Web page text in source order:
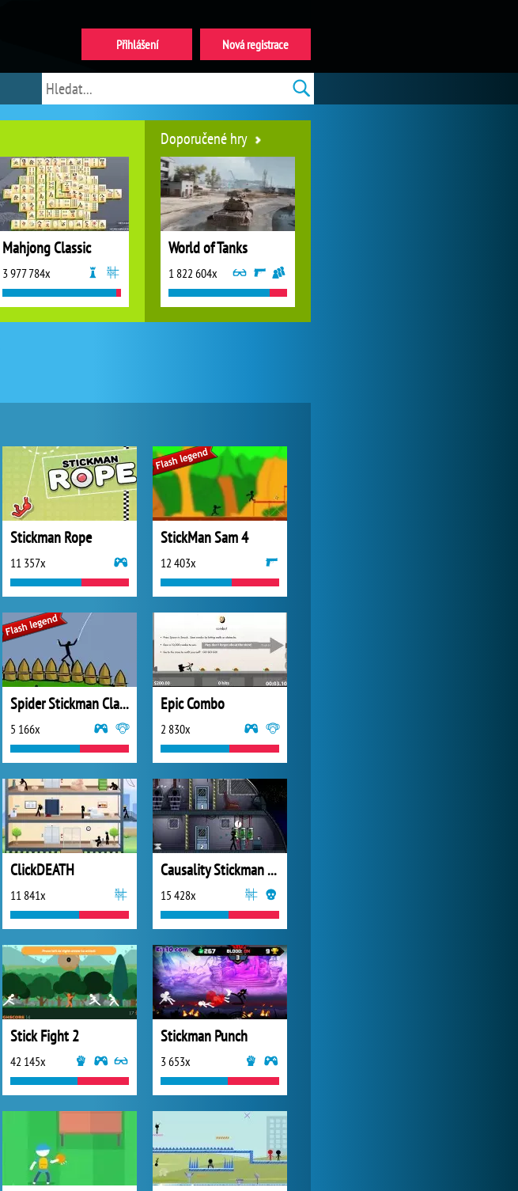
Stickman Rope
11 357x
StickMan Sam 4
12 403x
Spider Stickman Clash of Clans
5 166x
Epic Combo
2 830x
ClickDEATH
11 841x
Causality Stickman Isolation
15 428x
Stick Fight 2
42 145x
Stickman Punch
3 653x
Mahjong Classic
3 977 784x
Doporučené hry
World of Tanks
1 822 604x
Forge of Empires
My Free Zoo
Nová registrace
Přihlášení